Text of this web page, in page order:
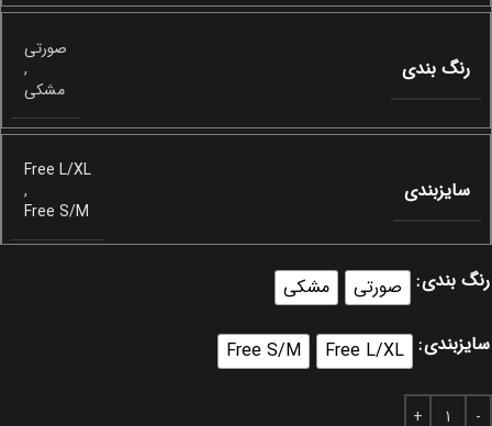
رنگ بندی
صورتی
,
مشکی
سایزبندی
Free L/XL
,
Free S/M
رنگ بندی صورتی مشکی
سایزبندی Free L/XL
Free S/M